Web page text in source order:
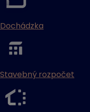
Dochádzka
Stavebný rozpočet